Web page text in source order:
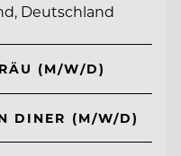
Deutschland
(M/W/D)
DINER (M/W/D)